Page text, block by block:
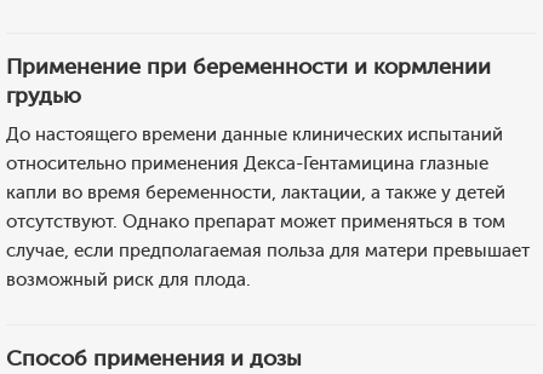
Применение при беременности и кормлении
грудью
До настоящего времени данные клинических испытаний
относительно применения Декса-Гентамицина глазные
капли во время беременности, лактации, а также у детей
отсутствуют. Однако препарат может применяться в том
случае, если предполагаемая польза для матери превышает
возможный риск для плода.
Способ применения и дозы